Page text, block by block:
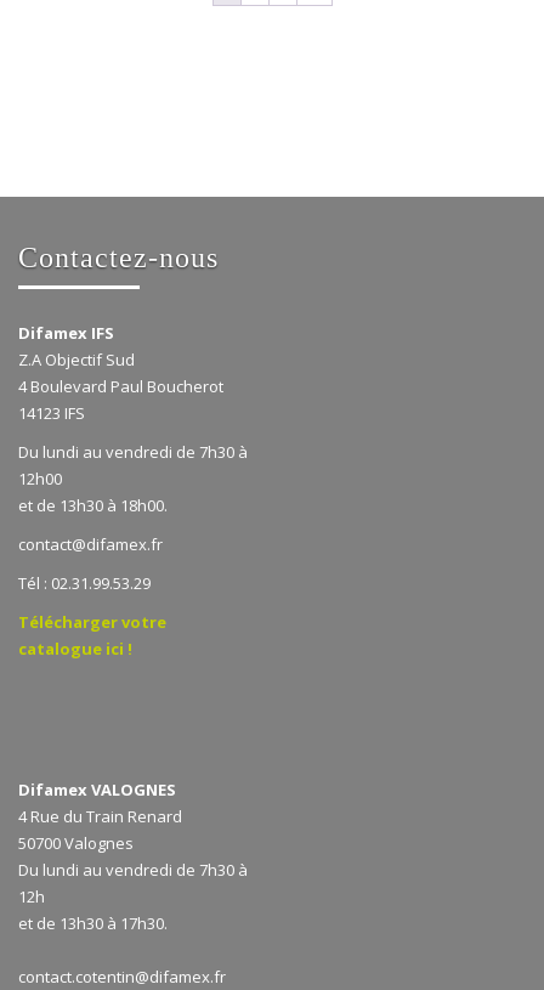
Contactez-nous
Difamex IFS
Z.A Objectif Sud
4 Boulevard Paul Boucherot
14123 IFS
Du lundi au vendredi de 7h30 à
12h00
et de 13h30 à 18h00.
contact@difamex.fr
Tél : 02.31.99.53.29
Télécharger votre
catalogue ici !
Difamex VALOGNES
4 Rue du Train Renard
50700 Valognes
Du lundi au vendredi de 7h30 à
12h
et de 13h30 à 17h30.
contact.cotentin@difamex.fr